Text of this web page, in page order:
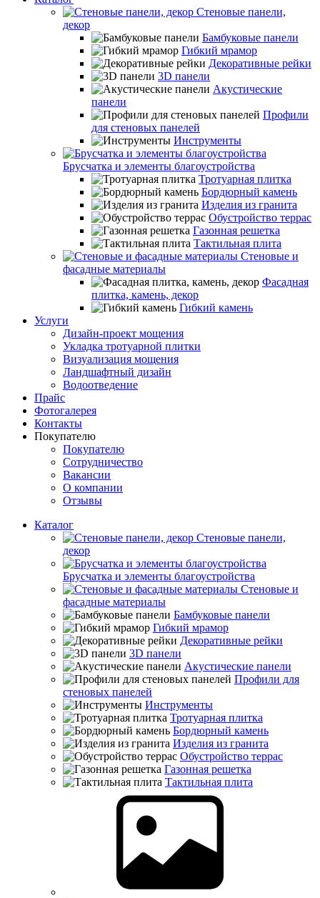
Стеновые панели,
декор
Бамбуковые панели
Гибкий мрамор
Декоративные рейки
3D панели
Акустические
панели
Профили
для стеновых панелей
Инструменты
Брусчатка и элементы благоустройства
Тротуарная плитка
Бордюрный камень
Изделия из гранита
Обустройство террас
Газонная решетка
Тактильная плита
Стеновые и
фасадные материалы
Фасадная
плитка, камень, декор
Гибкий камень
Услуги
Дизайн-проект мощения
Укладка тротуарной плитки
Визуализация мощения
Ландшафтный дизайн
Водоотведение
Прайс
Фотогалерея
Контакты
Покупателю
Покупателю
Сотрудничество
Вакансии
О компании
Отзывы
Каталог
Стеновые панели,
декор
Брусчатка и элементы благоустройства
Стеновые и
фасадные материалы
Бамбуковые панели
Гибкий мрамор
Декоративные рейки
3D панели
Акустические панели
Профили для
стеновых панелей
Инструменты
Тротуарная плитка
Бордюрный камень
Изделия из гранита
Обустройство террас
Газонная решетка
Тактильная плита